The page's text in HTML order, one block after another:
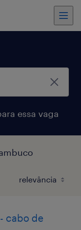
essa vaga
cabo de